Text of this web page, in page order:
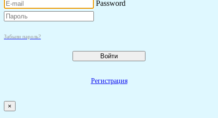
Password
Забыли пароль?
Войти
Регистрация
×